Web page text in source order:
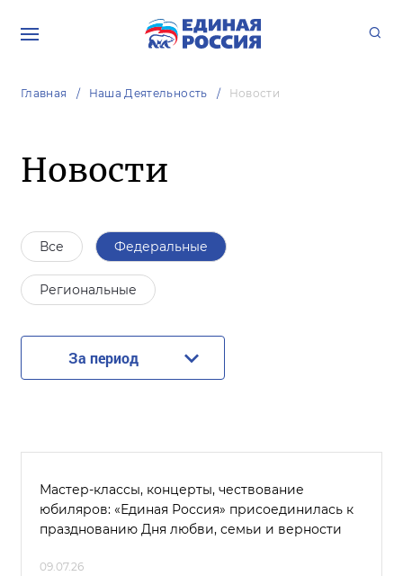
Главная Наша Деятельность Новости
Новости
Все Федеральные
Региональные
За период
Мастер-классы, концерты, чествование
юбиляров: «Единая Россия» присоединилась к
празднованию Дня любви, семьи и верности
09.07.26